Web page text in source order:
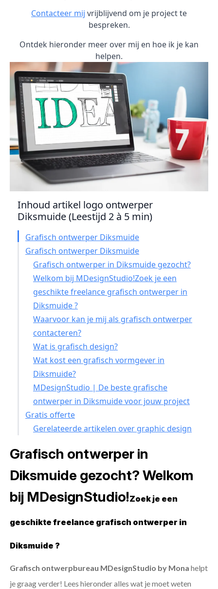
Contacteer mij vrijblijvend om je project te
bespreken.
Ontdek hieronder meer over mij en hoe ik je kan
helpen.
Inhoud artikel logo ontwerper
Diksmuide (Leestijd 2 à 5 min)
Grafisch ontwerper Diksmuide
Grafisch ontwerper Diksmuide
Grafisch ontwerper in Diksmuide gezocht?
Welkom bij MDesignStudio!Zoek je een
geschikte freelance grafisch ontwerper in
Diksmuide ?
Waarvoor kan je mij als grafisch ontwerper
contacteren?
Wat is grafisch design?
Wat kost een grafisch vormgever in
Diksmuide?
MDesignStudio | De beste grafische
ontwerper in Diksmuide voor jouw project
Gratis offerte
Gerelateerde artikelen over graphic design
Grafisch ontwerper in
Diksmuide gezocht? Welkom
bij MDesignStudio!Zoek je een
geschikte freelance grafisch ontwerper in
Diksmuide ?
Grafisch ontwerpbureau MDesignStudio by Mona helpt
je graag verder! Lees hieronder alles wat je moet weten